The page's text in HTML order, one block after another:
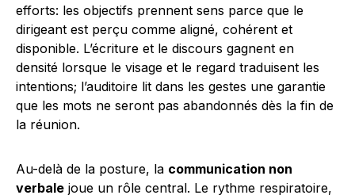
efforts: les objectifs prennent sens parce que le
dirigeant est perçu comme aligné, cohérent et
disponible. L’écriture et le discours gagnent en
densité lorsque le visage et le regard traduisent les
intentions; l’auditoire lit dans les gestes une garantie
que les mots ne seront pas abandonnés dès la fin de
la réunion.
Au-delà de la posture, la communication non
verbale joue un rôle central. Le rythme respiratoire,